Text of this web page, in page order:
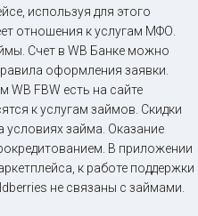
используя для этого
отношения к услугам МФО.
Счет в WB Банке можно
оформления заявки.
FBW есть на сайте
к услугам займов. Скидки
условиях займа. Оказание
В приложении
к работе поддержки
не связаны с займами.